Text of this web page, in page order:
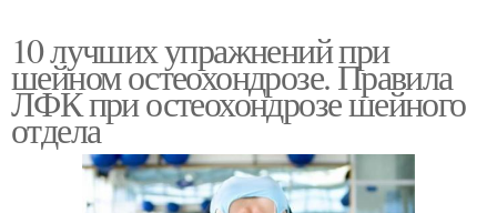
10 лучших упражнений при
шейном остеохондрозе. Правила
ЛФК при остеохондрозе шейного
отдела